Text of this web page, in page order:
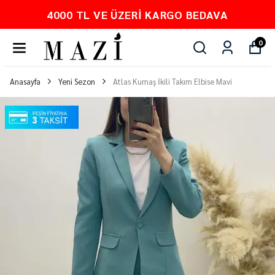
4000 TL VE ÜZERI KARGO BEDAVA
0
Anasayfa Yeni Sezon Atlas Kumaş İkili Takım Elbise Mavi